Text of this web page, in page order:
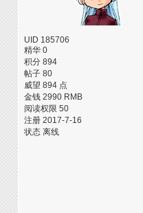
UID 185706
精华 0
积分 894
帖子 80
威望 894 点
金钱 2990 RMB
阅读权限 50
注册 2017-7-16
状态 离线